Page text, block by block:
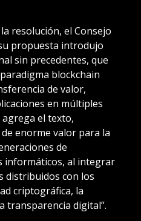
resolución, el Consejo
propuesta introdujo
sin precedentes, que
blockchain
de valor,
en múltiples
agrega el texto,
enorme valor para la
de
informáticos, al integrar
distribuidos con los
criptográfica, la
transparencia digital”.